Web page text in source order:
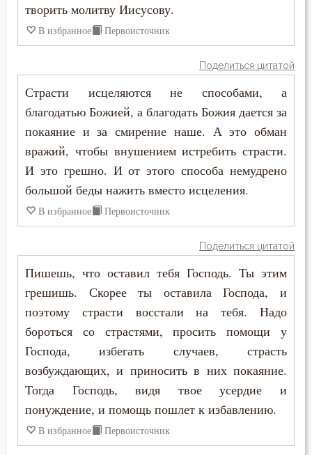
Грех
Дело
Друг
Духовная жизнь
Еда
Елеосвящение
Ересь
Жизнь
Зависть
Здоровье
Искушение
Исповедь
Дионисий Ареопагит
Ерм
Ефрем Сирин
Зосима Палестинский
Иаков Низибийский
Игнатий Антиохийский
Иероним Стридонский
Илия Екдик
Иоанн (Максимович)
Иоанн Дамаскин
Иоанн Златоуст
творить молитву Иисусову.
В избранное Первоисточник
Поделиться цитатой
Страсти исцеляются не способами, а
благодатью Божией, а благодать Божия дается за
покаяние и за смирение наше. А это обман
вражий, чтобы внушением истребить страсти.
И это грешно. И от этого способа немудрено
большой беды нажить вместо исцеления.
В избранное Первоисточник
Поделиться цитатой
Пишешь, что оставил тебя Господь. Ты этим
грешишь. Скорее ты оставила Господа, и
поэтому страсти восстали на тебя. Надо
бороться со страстями, просить помощи у
Господа, избегать случаев, страсть
возбуждающих, и приносить в них покаяние.
Тогда Господь, видя твое усердие и
понуждение, и помощь пошлет к избавлению.
В избранное Первоисточник